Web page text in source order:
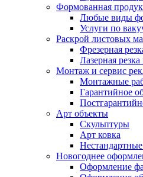
Формованная
Любые виды
Услуги по
Раскрой листовых
Фрезерная
Лазерная
Монтаж и сервис
Монтажные
Гарантийное
Арт объекты
Скульптуры
Арт ковка
Новогоднее
Оформление